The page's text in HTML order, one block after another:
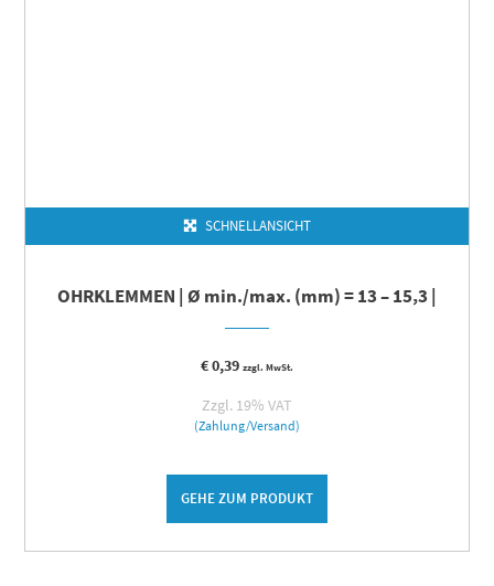
SCHNELLANSICHT
OHRKLEMMEN | Ø min./max. (mm) = 13 – 15,3 |
€0,39 zzgl. MwSt.
Zzgl. 19% VAT
(Zahlung/Versand)
GEHE ZUM PRODUKT